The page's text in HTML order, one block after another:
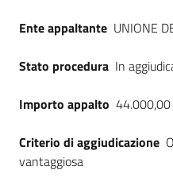
Ente appaltante UNIONE
Stato procedura In
Importo appalto
Criterio di aggiudicazione
vantaggiosa